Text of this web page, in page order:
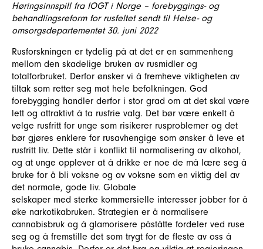
Høringsinnspill fra IOGT i Norge – forebyggings- og
behandlingsreform for rusfeltet sendt til Helse- og
omsorgsdepartementet 30. juni 2022
Rusforskningen er tydelig på at det er en sammenheng
mellom den skadelige bruken av rusmidler og
totalforbruket. Derfor ønsker vi å fremheve viktigheten av
tiltak som retter seg mot hele befolkningen. God
forebygging handler derfor i stor grad om at det skal være
lett og attraktivt å ta rusfrie valg. Det bør være enkelt å
velge rusfritt for unge som risikerer rusproblemer og det
bør gjøres enklere for rusavhengige som ønsker å leve et
rusfritt liv. Dette står i konflikt til normalisering av alkohol,
og at unge opplever at å drikke er noe de må lære seg å
bruke for å bli voksne og av voksne som en viktig del av
det normale, gode liv. Globale
selskaper med sterke kommersielle interesser jobber for å
øke narkotikabruken. Strategien er å normalisere
cannabisbruk og å glamorisere påståtte fordeler ved ruse
seg og å fremstille det som trygt for de fleste av oss å